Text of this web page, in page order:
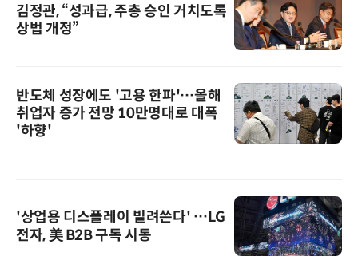
김정관, “성과급, 주총 승인 거치도록
상법 개정”
반도체 성장에도 '고용 한파'…올해
취업자 증가 전망 10만명대로 대폭
'하향'
'상업용 디스플레이 빌려쓴다' …LG
전자, 美 B2B 구독 시동